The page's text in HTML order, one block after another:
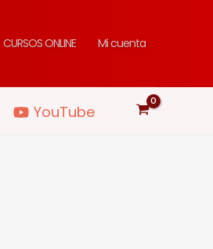
CURSOS ONLINE Mi cuenta
YouTube